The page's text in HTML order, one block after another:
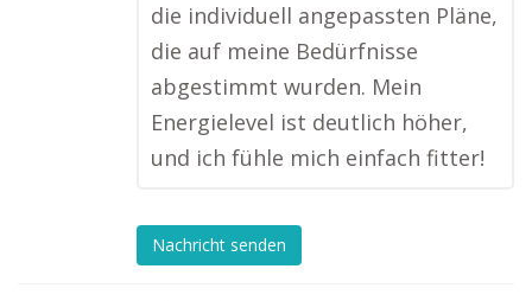
die individuell angepassten Pläne,
die auf meine Bedürfnisse
abgestimmt wurden. Mein
Energielevel ist deutlich höher,
und ich fühle mich einfach fitter!
Nachricht senden